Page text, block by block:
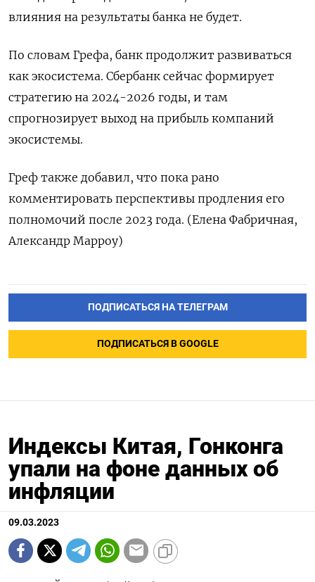
влияния на результаты банка не будет.
По словам Грефа, банк продолжит развиваться
как экосистема. Сбербанк сейчас формирует
стратегию на 2024-2026 годы, и там
спрогнозирует выход на прибыль компаний
экосистемы.
Греф также добавил, что пока рано
комментировать перспективы продления его
полномочий после 2023 года. (Елена Фабричная,
Александр Марроу)
ПОДПИСАТЬСЯ НА ТЕЛЕГРАМ
ПОДПИСАТЬСЯ В GOOGLE
Индексы Китая, Гонконга
упали на фоне данных об
инфляции
09.03.2023